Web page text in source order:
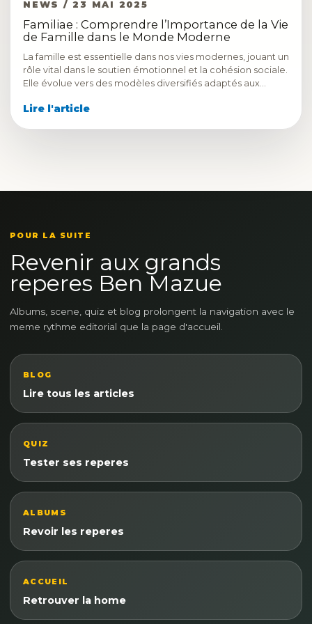
NEWS / 23 MAI 2025
Familiae : Comprendre l’Importance de la Vie
de Famille dans le Monde Moderne
La famille est essentielle dans nos vies modernes, jouant un
rôle vital dans le soutien émotionnel et la cohésion sociale.
Elle évolue vers des modèles diversifiés adaptés aux…
Lire l'article
POUR LA SUITE
Revenir aux grands
reperes Ben Mazue
Albums, scene, quiz et blog prolongent la navigation avec le
meme rythme editorial que la page d'accueil.
BLOG
Lire tous les articles
QUIZ
Tester ses reperes
ALBUMS
Revoir les reperes
ACCUEIL
Retrouver la home